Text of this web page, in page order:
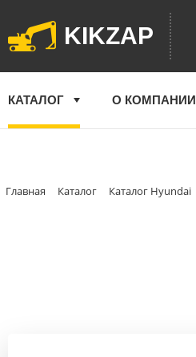
KIKZAP
КАТАЛОГ О КОМПАНИИ
Главная Каталог Каталог Hyundai